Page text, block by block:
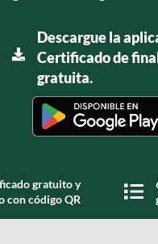
Descargue la
Certificado de
gratuita.
gratuito y
con código QR